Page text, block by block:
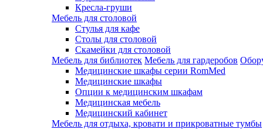
Кресла-груши
Мебель для столовой
Cтулья для кафе
Cтолы для столовой
Скамейки для столовой
Мебель для библиотек Мебель для гардеробов
Медицинские шкафы серии RomMed
Медицинские шкафы
Опции к медицинским шкафам
Медицинская мебель
Медицинский кабинет
Мебель для отдыха, кровати и прикроватные тумбы